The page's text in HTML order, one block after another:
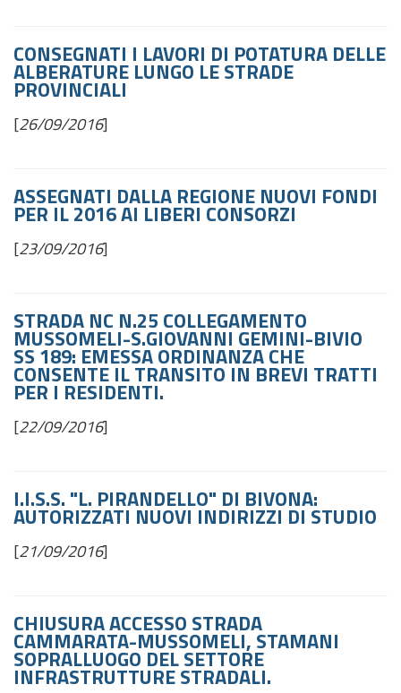
CONSEGNATI I LAVORI DI POTATURA DELLE
ALBERATURE LUNGO LE STRADE
PROVINCIALI
[26/09/2016]
ASSEGNATI DALLA REGIONE NUOVI FONDI
PER IL 2016 AI LIBERI CONSORZI
[23/09/2016]
STRADA NC N.25 COLLEGAMENTO
MUSSOMELI-S.GIOVANNI GEMINI-BIVIO
SS 189: EMESSA ORDINANZA CHE
CONSENTE IL TRANSITO IN BREVI TRATTI
PER I RESIDENTI.
[22/09/2016]
I.I.S.S. "L. PIRANDELLO" DI BIVONA:
AUTORIZZATI NUOVI INDIRIZZI DI STUDIO
[21/09/2016]
CHIUSURA ACCESSO STRADA
CAMMARATA-MUSSOMELI, STAMANI
SOPRALLUOGO DEL SETTORE
INFRASTRUTTURE STRADALI.